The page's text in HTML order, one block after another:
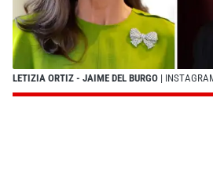
LETIZIA ORTIZ - JAIME DEL BURGO |